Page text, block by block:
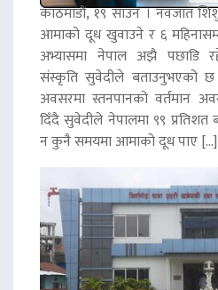
काठमाडौं, १९ साउन । नवजात
आमाको दूध खुवाउने र ६
अभ्यासमा नेपाल अझै पछाडि
संस्कृति सुवेदीले बताउनुभएको छ
अवसरमा स्तनपानको वर्तमान
दिँदै सुवेदीले नेपालमा ९९
न कुनै समयमा आमाको दूध पाए […]